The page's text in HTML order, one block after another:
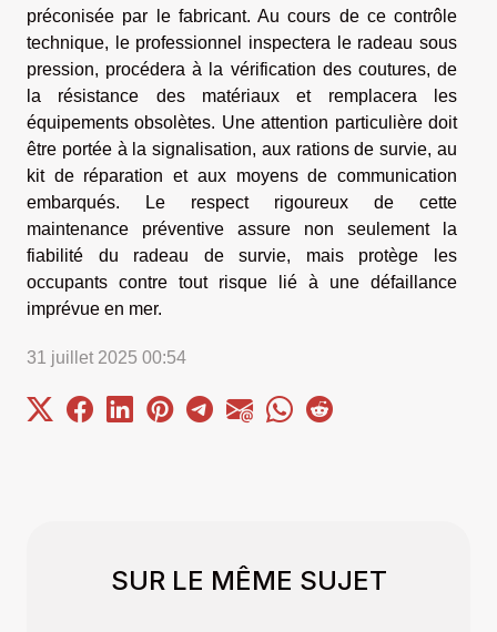
préconisée par le fabricant. Au cours de ce contrôle
technique, le professionnel inspectera le radeau sous
pression, procédera à la vérification des coutures, de
la résistance des matériaux et remplacera les
équipements obsolètes. Une attention particulière doit
être portée à la signalisation, aux rations de survie, au
kit de réparation et aux moyens de communication
embarqués. Le respect rigoureux de cette
maintenance préventive assure non seulement la
fiabilité du radeau de survie, mais protège les
occupants contre tout risque lié à une défaillance
imprévue en mer.
31 juillet 2025 00:54
SUR LE MÊME SUJET